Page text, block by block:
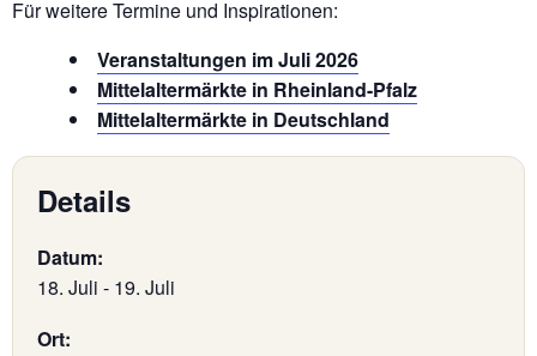
Für weitere Termine und Inspirationen:
Veranstaltungen im Juli 2026
Mittelaltermärkte in Rheinland-Pfalz
Mittelaltermärkte in Deutschland
Details
Datum:
18. Juli - 19. Juli
Ort: